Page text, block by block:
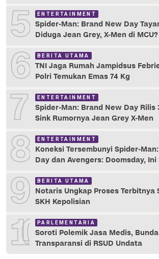
5 ENTERTAINMENT
Spider-Man: Brand New Day
Diduga Jean Grey, X-Men di MCU?
6 BERITA UTAMA
TNI Jaga Rumah Jampidsus
Polri Temukan Emas 74 Kg
7 ENTERTAINMENT
Spider-Man: Brand New Day Rilis
Sink Rumornya Jean Grey X-Men
8 ENTERTAINMENT
Koneksi Tersembunyi Spider-
Day dan Avengers: Doomsday,
9 BERITA UTAMA
Notaris Ungkap Proses Terbitnya
SKH Kepolisian
10 PARLEMENTARIA
Soroti Polemik Jasa Medis,
Transparansi di RSUD Undata